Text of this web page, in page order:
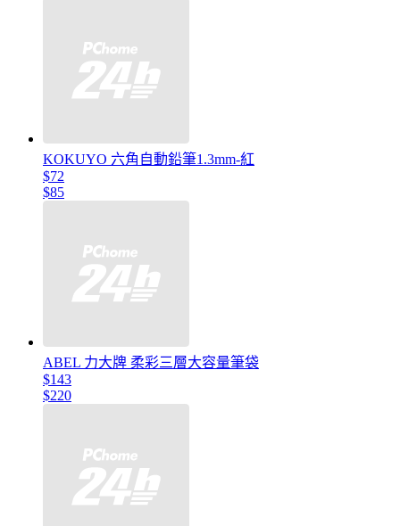
KOKUYO 六角自動鉛筆1.3mm-紅
$72
$85
ABEL 力大牌 柔彩三層大容量筆袋
$143
$220